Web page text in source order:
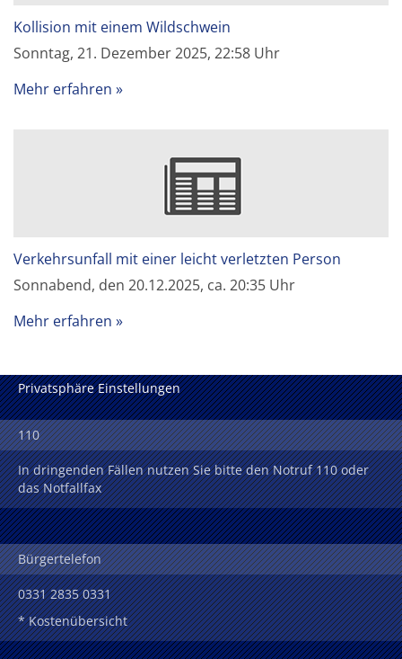
Kollision mit einem Wildschwein
Sonntag, 21. Dezember 2025, 22:58 Uhr
Mehr erfahren
Verkehrsunfall mit einer leicht verletzten Person
Sonnabend, den 20.12.2025, ca. 20:35 Uhr
Mehr erfahren
Privatsphäre Einstellungen
110
In dringenden Fällen nutzen Sie bitte den Notruf 110 oder
das Notfallfax
Bürgertelefon
0331 2835 0331
* Kostenübersicht